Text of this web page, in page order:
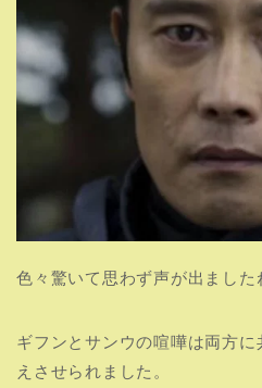
色々驚いて思わず声が出ました
ギフンとサンウの喧嘩は両方
えさせられました。